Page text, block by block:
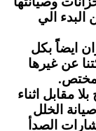
البدء الي
ايضاًً بكل
عن غيرها
مقابل اثناء
الخلل
الصدأ